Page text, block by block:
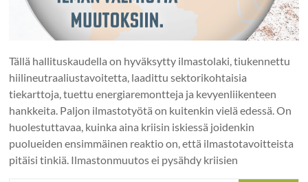
Tällä hallituskaudella on hyväksytty ilmastolaki, tiukennettu
hiilineutraaliustavoitetta, laadittu sektorikohtaisia
tiekarttoja, tuettu energiaremontteja ja kevyenliikenteen
hankkeita. Paljon ilmastotyötä on kuitenkin vielä edessä. On
huolestuttavaa, kuinka aina kriisin iskiessä joidenkin
puolueiden ensimmäinen reaktio on, että ilmastotavoitteista
pitäisi tinkiä. Ilmastonmuutos ei pysähdy kriisien